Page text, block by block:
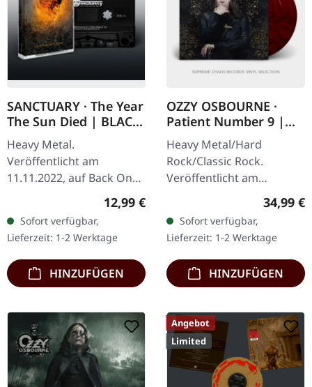
SANCTUARY · The Year
The Sun Died | BLACK
TAPE
Heavy Metal.
Veröffentlicht am
11.11.2022, auf Back On
Black. Schwarze Kassette
Sanctuary kehrt mit
donnernder Gewalt
zurück und…
Regulärer Preis:
12,99 €
Sofort verfügbar,
Lieferzeit: 1-2 Werktage
HINZUFÜGEN
OZZY OSBOURNE ·
Patient Number 9 |
RED/BLACK 2LP
Heavy Metal/Hard
Rock/Classic Rock.
Veröffentlicht am
09.09.2022, auf Epic.
marmoriertes Doppel-
Vinyl im Gatefold-Cover.
Ozzy Osbourne…
34,99 €
Sofort verfügbar,
Lieferzeit: 1-2 Werktage
HINZUFÜGEN
Angebot
Limited